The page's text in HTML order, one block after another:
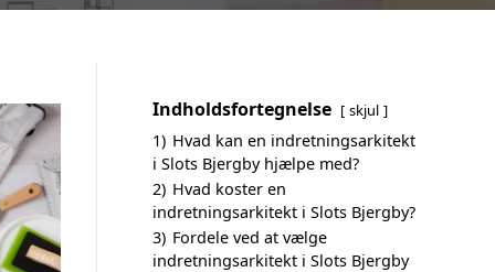
Indholdsfortegnelse skjul
1) Hvad kan en indretningsarkitekt
i Slots Bjergby hjælpe med?
2) Hvad koster en
indretningsarkitekt i Slots Bjergby?
3) Fordele ved at vælge
indretningsarkitekt i Slots Bjergby